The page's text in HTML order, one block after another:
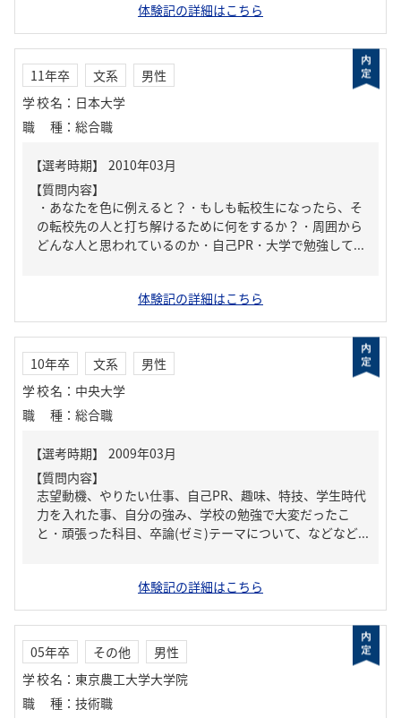
体験記の詳細はこちら
11年卒 文系
男性
学校名 ： 日本大学
職種 ： 総合職
【質問内容】
・あなたを色に例えると？・もしも転校生になったら、そ
の転校先の人と打ち解けるために何をするか？・周囲から
どんな人と思われているのか・自己PR・大学で勉強して...
体験記の詳細はこちら
10年卒 文系
男性
学校名 ： 中央大学
職種 ： 総合職
【質問内容】
志望動機、やりたい仕事、自己PR、趣味、特技、学生時代
力を入れた事、自分の強み、学校の勉強で大変だったこ
と・頑張った科目、卒論(ゼミ)テーマについて、などなど...
体験記の詳細はこちら
05年卒 その他
男性
学校名 ： 東京農工大学大学院
職種 ： 技術職